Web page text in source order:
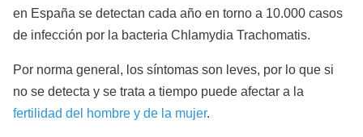
en España se detectan cada año en torno a 10.000 casos
de infección por la bacteria Chlamydia Trachomatis.
Por norma general, los síntomas son leves, por lo que si
no se detecta y se trata a tiempo puede afectar a la
fertilidad del hombre y de la mujer.